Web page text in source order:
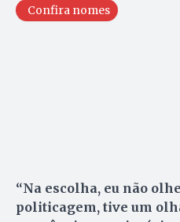
Confira nomes
“Na escolha, eu não
politicagem, tive um